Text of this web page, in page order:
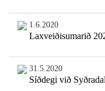
1.6.2020
Laxveiðisumarið
31.5.2020
Síðdegi við